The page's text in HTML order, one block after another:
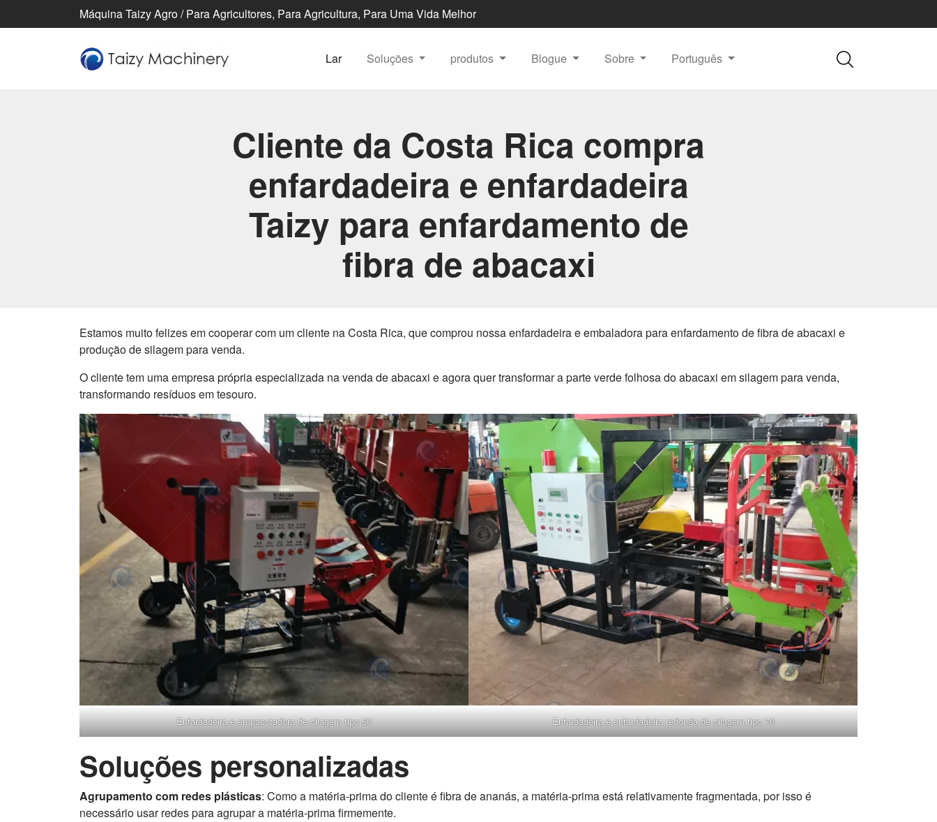
Máquina Taizy Agro / Para Agricultores, Para Agricultura, Para Uma Vida Melhor
Lar Soluções produtos Blogue Sobre Português
Cliente da Costa Rica compra
enfardadeira e enfardadeira
Taizy para enfardamento de
fibra de abacaxi
Estamos muito felizes em cooperar com um cliente na Costa Rica, que comprou nossa enfardadeira e embaladora para enfardamento de fibra de abacaxi e
produção de silagem para venda.
O cliente tem uma empresa própria especializada na venda de abacaxi e agora quer transformar a parte verde folhosa do abacaxi em silagem para venda,
transformando resíduos em tesouro.
Enfardadeira e empacotadora de silagem tipo 50 Enfardadeira e enfardadeira redonda de silagem tipo 70
Soluções personalizadas
Agrupamento com redes plásticas: Como a matéria-prima do cliente é fibra de ananás, a matéria-prima está relativamente fragmentada, por isso é
necessário usar redes para agrupar a matéria-prima firmemente.